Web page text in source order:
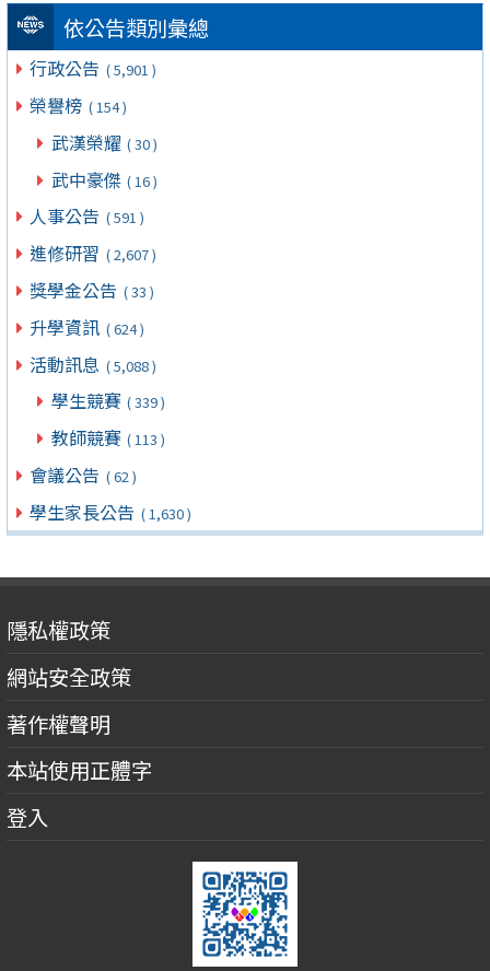
依公告類別彙總
行政公告 ( 5,901 )
榮譽榜 ( 154 )
武漢榮耀 ( 30 )
武中豪傑 ( 16 )
人事公告 ( 591 )
進修研習 ( 2,607 )
獎學金公告 ( 33 )
升學資訊 ( 624 )
活動訊息 ( 5,088 )
學生競賽 ( 339 )
教師競賽 ( 113 )
會議公告 ( 62 )
學生家長公告 ( 1,630 )
隱私權政策
網站安全政策
著作權聲明
本站使用正體字
登入